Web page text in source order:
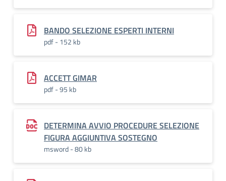
BANDO SELEZIONE ESPERTI INTERNI
pdf - 152 kb
ACCETT GIMAR
pdf - 95 kb
DETERMINA AVVIO PROCEDURE SELEZIONE
FIGURA AGGIUNTIVA SOSTEGNO
msword - 80 kb